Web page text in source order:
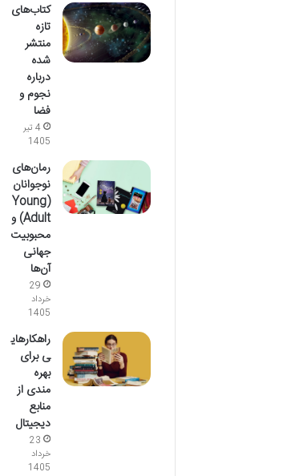
کتاب‌های
تازه
منتشر
شده
درباره
نجوم و
فضا
4 تیر
1405
رمان‌های
نوجوانان
(Young
Adult) و
محبوبیت
جهانی
آن‌ها
29
خرداد
1405
راهکارهای
ی برای
بهره
مندی از
منابع
دیجیتال
23
خرداد
1405